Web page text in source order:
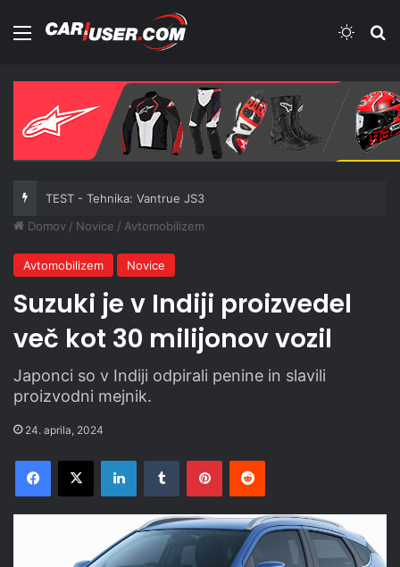
Meni
TEST - Tehnika: Vantrue JS3
Domov / Novice / Avtomobilizem
Avtomobilizem Novice
Suzuki je v Indiji proizvedel
več kot 30 milijonov vozil
Japonci so v Indiji odpirali penine in slavili
proizvodni mejnik.
24. aprila, 2024
Facebook
X LinkedInTumblr PinterestReddit